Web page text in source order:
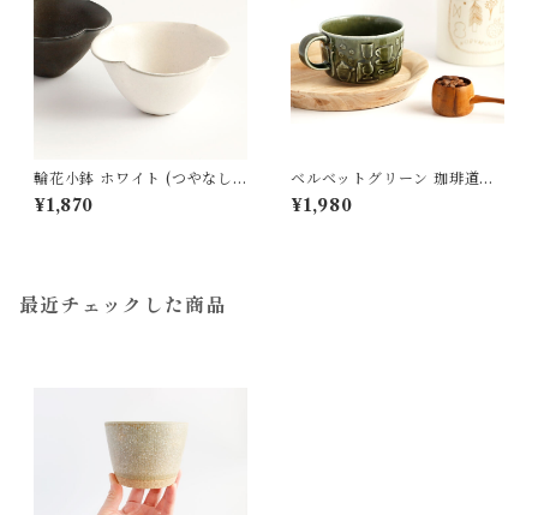
輪花小鉢 ホワイト (つやなし)
陶器 石井菜摘
¥1,870
ベルベットグリーン 珈琲道具
¥1,980
最近チェックした商品